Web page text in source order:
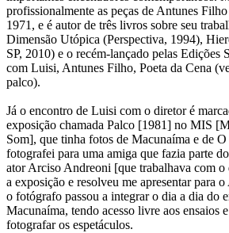
profissionalmente as peças de Antunes
1971, e é autor de três livros sobre seu
Dimensão Utópica (Perspectiva, 1994),
SP, 2010) e o recém-lançado pelas Edições
com Luisi, Antunes Filho, Poeta da Cena
palco).
Já o encontro de Luisi com o diretor é
exposição chamada Palco [1981] no MIS
Som], que tinha fotos de Macunaíma e de
fotografei para uma amiga que fazia parte
ator Arciso Andreoni [que trabalhava com
a exposição e resolveu me apresentar para
o fotógrafo passou a integrar o dia a dia do
Macunaíma, tendo acesso livre aos ensaios
fotografar os espetáculos.